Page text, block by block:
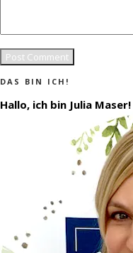
DAS BIN ICH!
Hallo, ich bin Julia Maser!